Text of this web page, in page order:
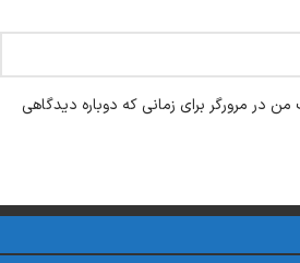
در مرورگر برای زمانی که دوباره دیدگاهی